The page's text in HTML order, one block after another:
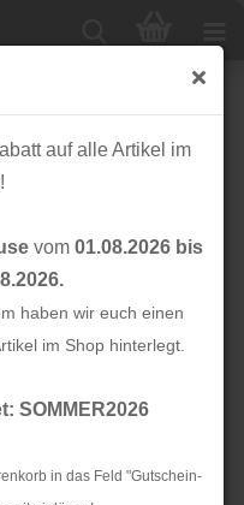
auf alle Artikel im
vom 01.08.2026 bis
haben wir euch einen
im Shop hinterlegt.
SOMMER2026
in das Feld "Gutschein-
- meetMilk